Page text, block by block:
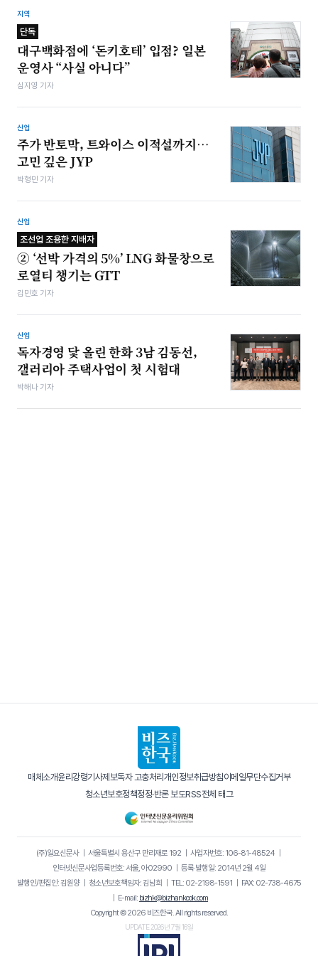
지역
단독
대구백화점에 ‘돈키호테’ 입점? 일본
운영사 “사실 아니다”
심지영 기자
산업
주가 반토막, 트와이스 이적설까지…
고민 깊은 JYP
박형민 기자
산업
조선업 조용한 지배자
② ‘선박 가격의 5%’ LNG 화물창으로
로열티 챙기는 GTT
김민호 기자
산업
독자경영 닻 올린 한화 3남 김동선,
갤러리아 주택사업이 첫 시험대
박해나 기자
매체소개윤리강령기사제보독자 고충처리 개인정보취급방침이메일무단수집거부
청소년보호정책정정·반론 보도RSS전체 태그
(주)일요신문사｜ 서울특별시 용산구 만리재로 192｜ 사업자번호: 106-81-48524｜
인터넷신문사업등록번호: 서울, 아02990
등록·발행일: 2014년 2월 4일
발행인/편집인: 김원양｜ 청소년보호책임자: 김남희 TEL: 02-2198-1591
FAX: 02-738-4675
E-mail: bizhk@bizhankook.com
Copyright © 2026 비즈한국. All rights reserved.
UPDATE 2026년 7월 16일